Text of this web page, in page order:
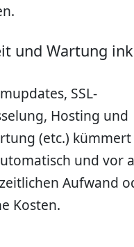
und Wartung
SSL-
Hosting und
(etc.) kümmert
und vor
Aufwand
Kosten.